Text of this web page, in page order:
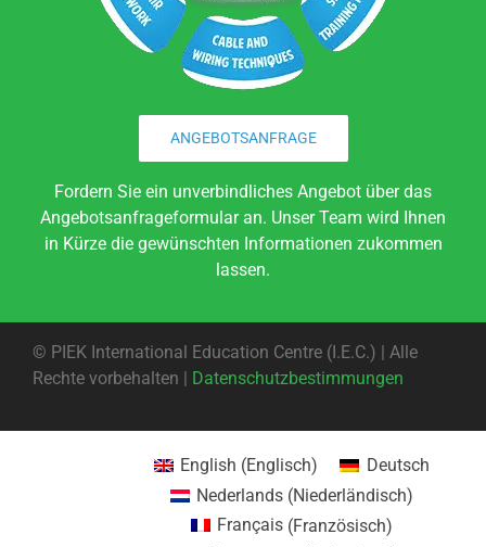
ANGEBOTSANFRAGE
Fordern Sie ein unverbindliches Angebot über das
Angebotsanfrageformular an. Unser Team wird Ihnen
in Kürze die gewünschten Informationen zukommen
lassen.
© PIEK International Education Centre (I.E.C.) | Alle
Rechte vorbehalten | Datenschutzbestimmungen
English (Englisch)
Deutsch
Nederlands(Niederländisch)
Français(Französisch)